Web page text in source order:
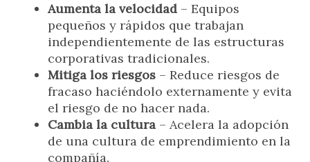
Aumenta la velocidad – Equipos
pequeños y rápidos que trabajan
independientemente de las estructuras
corporativas tradicionales.
Mitiga los riesgos – Reduce riesgos de
fracaso haciéndolo externamente y evita
el riesgo de no hacer nada.
Cambia la cultura – Acelera la adopción
de una cultura de emprendimiento en la
compañía.